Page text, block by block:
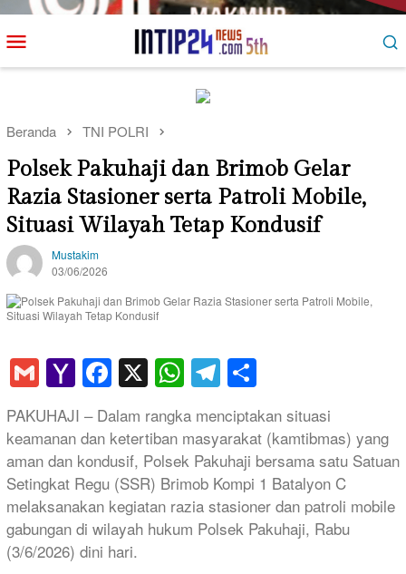
ke
kontenMobile
Beranda TNI POLRI
Polsek Pakuhaji dan Brimob Gelar
Razia Stasioner serta Patroli Mobile,
Situasi Wilayah Tetap Kondusif
Mustakim
03/06/2026
GmailYahoo
Mail
Facebook
X WhatsApp
Telegram
PAKUHAJI – Dalam rangka menciptakan situasi
keamanan dan ketertiban masyarakat (kamtibmas) yang
aman dan kondusif, Polsek Pakuhaji bersama satu Satuan
Setingkat Regu (SSR) Brimob Kompi 1 Batalyon C
melaksanakan kegiatan razia stasioner dan patroli mobile
gabungan di wilayah hukum Polsek Pakuhaji, Rabu
(3/6/2026) dini hari.